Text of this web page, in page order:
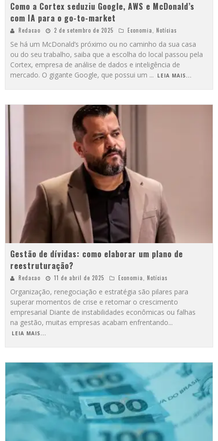
Como a Cortex seduziu Google, AWS e McDonald’s
com IA para o go-to-market
Redacao 2 de setembro de 2025 Economia Notícias
Se há um McDonald’s próximo ou no caminho da sua casa
ou do seu trabalho, saiba que a escolha do local passou pela
Cortex, empresa de análise de dados e inteligência de
mercado. O gigante Google, que possui um ... LEIA MAIS...
Gestão de dívidas: como elaborar um plano de
reestruturação?
Redacao 11 de abril de 2025 Economia Notícias
Organização, renegociação e estratégia são pilares para
superar momentos de crise e retomar o crescimento
empresarial Diante de instabilidades econômicas ou falhas
na gestão, muitas empresas acabam enfrentando...
LEIA MAIS...